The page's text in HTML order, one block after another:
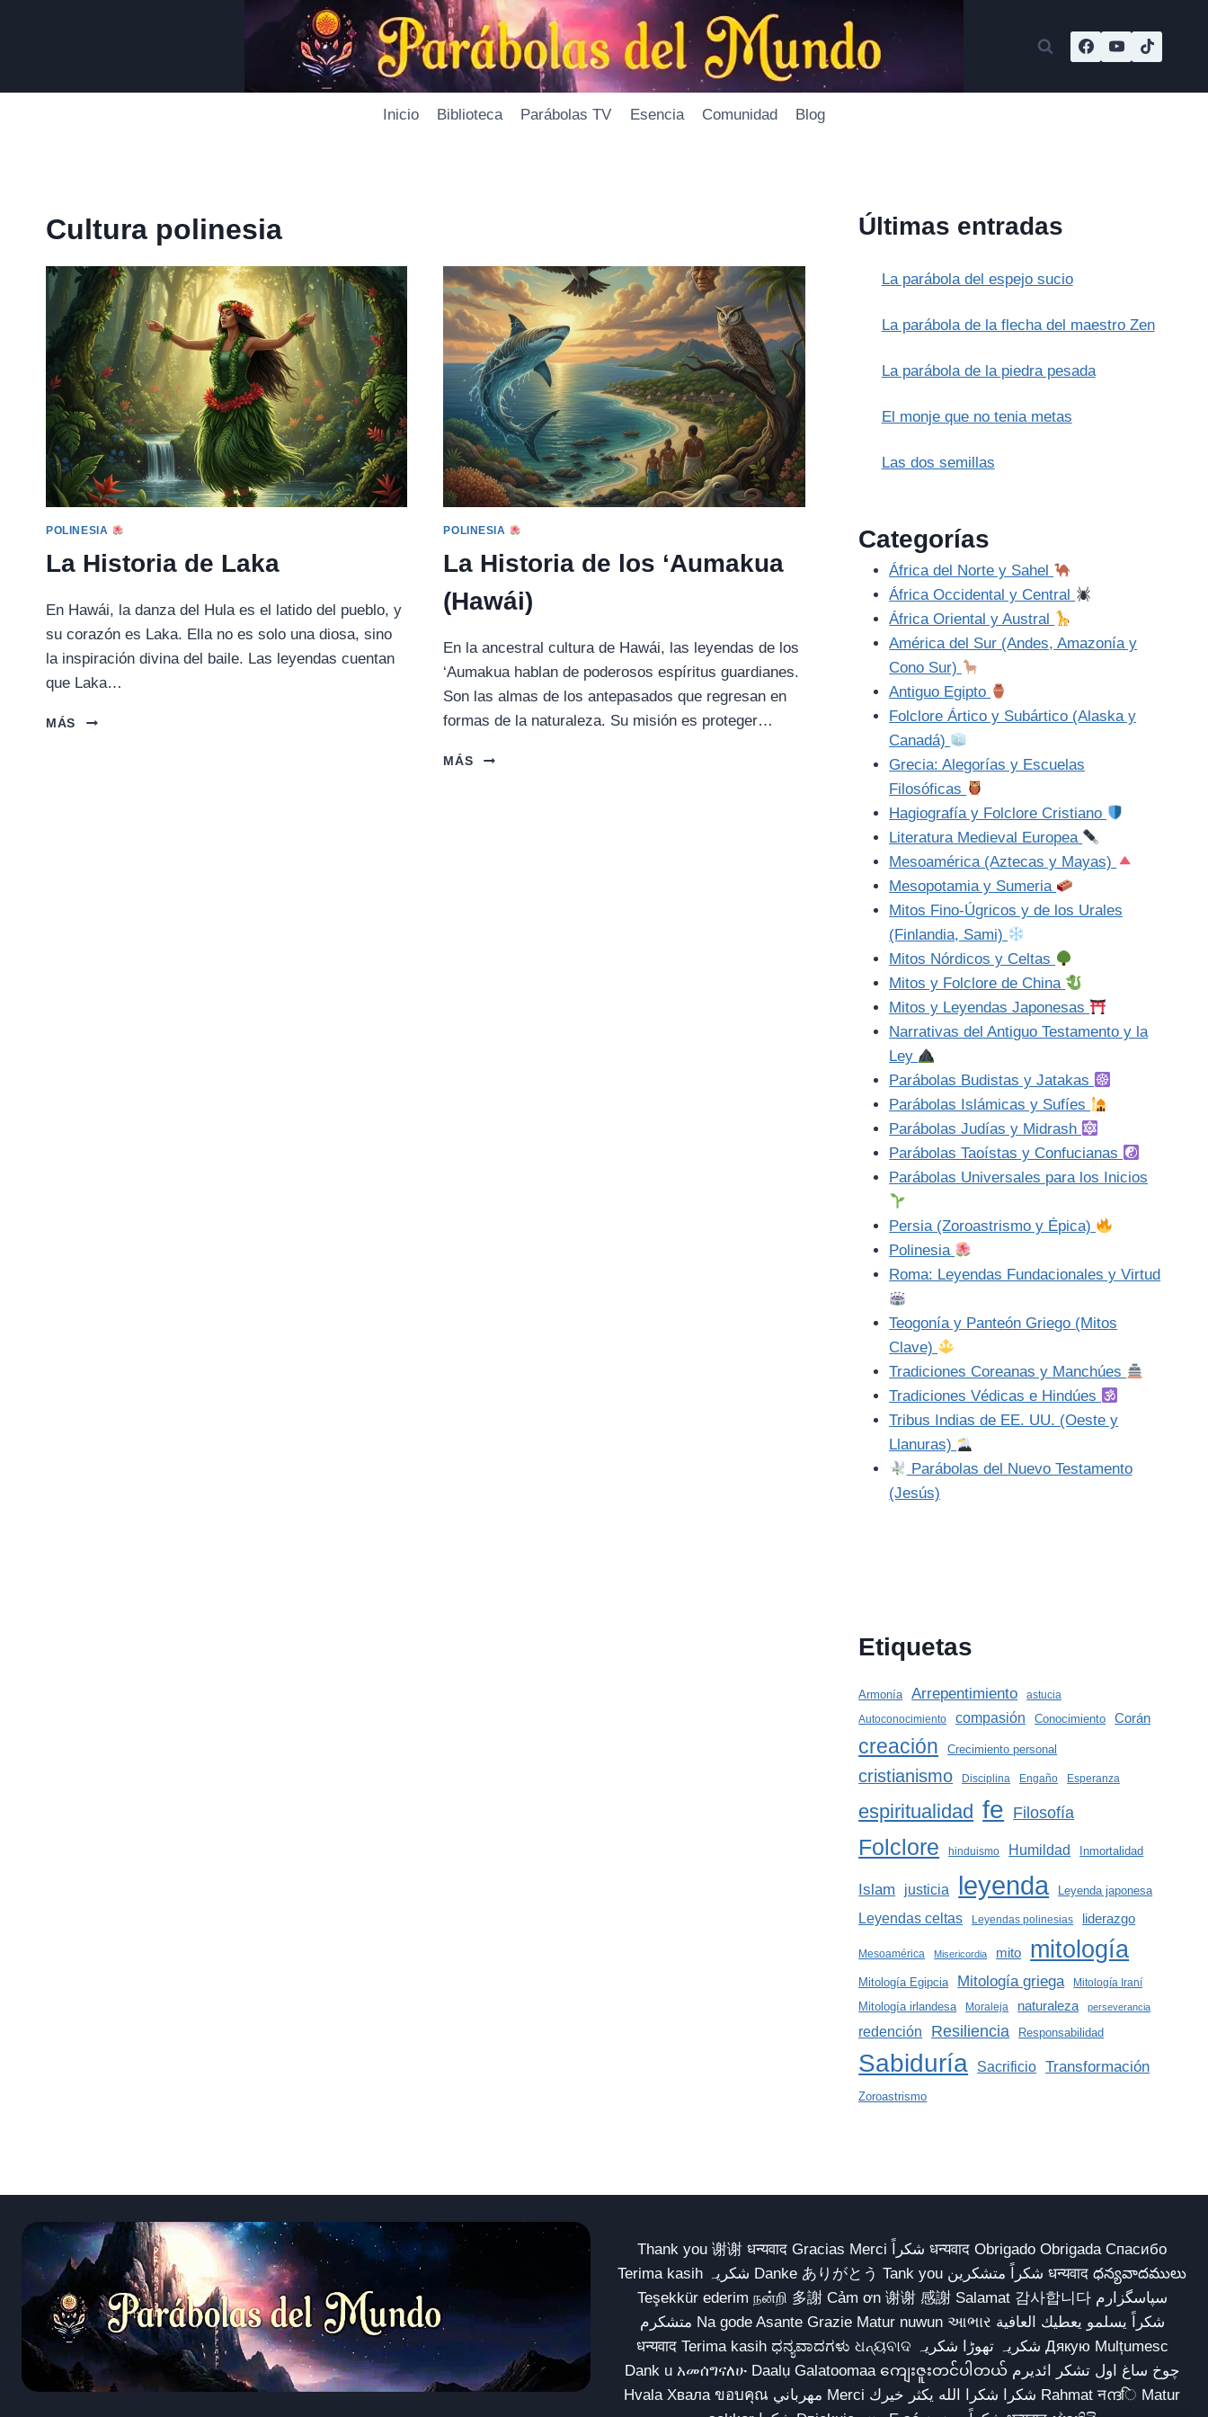
Inicio Biblioteca Parábolas TV Esencia Comunidad Blog
Cultura polinesia
POLINESIA
La Historia de Laka
En Hawái, la danza del Hula es el latido del pueblo, y
su corazón es Laka. Ella no es solo una diosa, sino
la inspiración divina del baile. Las leyendas cuentan
que Laka…
MÁS
LA
POLINESIA
La Historia de los ‘Aumakua
(Hawái)
En la ancestral cultura de Hawái, las leyendas de los
‘Aumakua hablan de poderosos espíritus guardianes.
Son las almas de los antepasados que regresan en
formas de la naturaleza. Su misión es proteger…
MÁS
LA
Últimas entradas
La parábola del espejo sucio
La parábola de la flecha del maestro Zen
La parábola de la piedra pesada
El monje que no tenia metas
Las dos semillas
Categorías
África del Norte y Sahel
África Occidental y Central
África Oriental y Austral
América del Sur (Andes, Amazonía y
Cono Sur)
Antiguo Egipto
Folclore Ártico y Subártico (Alaska y
Canadá)
Grecia: Alegorías y Escuelas
Filosóficas
Hagiografía y Folclore Cristiano
Literatura Medieval Europea
Mesoamérica (Aztecas y Mayas)
Mesopotamia y Sumeria
Mitos Fino-Úgricos y de los Urales
(Finlandia, Sami)
Mitos Nórdicos y Celtas
Mitos y Folclore de China
Mitos y Leyendas Japonesas
Narrativas del Antiguo Testamento y la
Ley
Parábolas Budistas y Jatakas
Parábolas Islámicas y Sufíes
Parábolas Judías y Midrash
Parábolas Taoístas y Confucianas
Parábolas Universales para los Inicios
Persia (Zoroastrismo y Épica)
Polinesia
Roma: Leyendas Fundacionales y Virtud
Teogonía y Panteón Griego (Mitos
Clave)
Tradiciones Coreanas y Manchúes
Tradiciones Védicas e Hindúes
Tribus Indias de EE. UU. (Oeste y
Llanuras)
Parábolas del Nuevo Testamento
(Jesús)
Etiquetas
Armonía Arrepentimiento
astucia
Autoconocimiento
compasión Conocimiento Corán
creación Crecimiento personal
cristianismo Disciplina Engaño Esperanza
espiritualidad fe Filosofía
Folclore hinduismo Humildad Inmortalidad
Islam justicia leyenda Leyenda japonesa
Leyendas celtas Leyendas polinesias liderazgo
Mesoamérica Misericordia mito mitología
Mitología Egipcia Mitología griega Mitología Iraní
Mitología irlandesa Moraleja naturaleza perseverancia
redención Resiliencia Responsabilidad
Sabiduría Sacrificio Transformación
Zoroastrismo
Thank you 谢谢 धन्यवाद Gracias Merci شكراً धन्यवाद Obrigado Obrigada Спасибо
Terima kasih شکریہ Danke ありがとう Tank you شكراً متشكرين धन्यवाद ధన్యవాదములు
Teşekkür ederim நன்றி 多謝 Cảm ơn 谢谢 感謝 Salamat 감사합니다 سپاسگزارم
متشکرم Na gode Asante Grazie Matur nuwun આભાર شكراً يسلمو يعطيك العافية
धन्यवाद Terima kasih ಧನ್ಯವಾದಗಳು ଧନ୍ୟବାଦ شکریہ تھوڑا شکریہ Дякую Mulțumesc
Dank u አመሰግናለሁ Daalụ Galatoomaa ကျေးဇူးတင်ပါတယ် چوخ ساغ اول تشکر ائدیرم
Hvala Хвала ขอบคุณ مهرباني Merci شكرا شكرا الله يكثر خيرك Rahmat नന്ദि Matur